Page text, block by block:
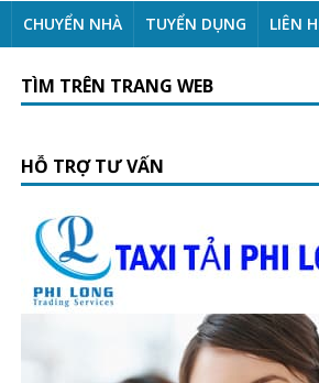
CHUYỂN NHÀ TUYỂN DỤNG LIÊN
TÌM TRÊN TRANG WEB
HỖ TRỢ TƯ VẤN